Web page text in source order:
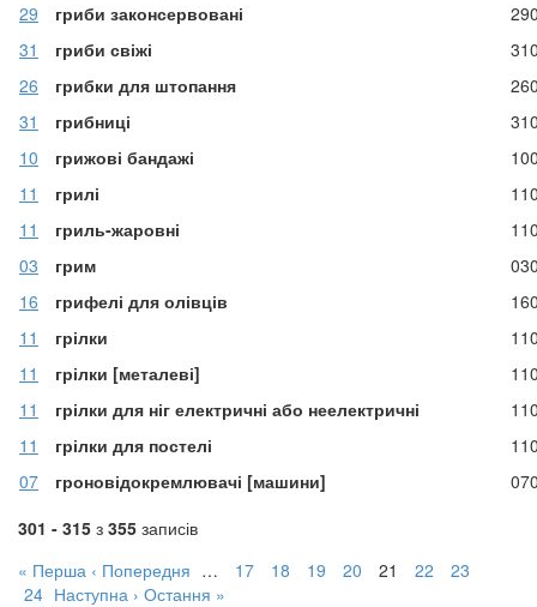
29
гриби законсервовані
31
гриби свіжі
26
грибки для штопання
31
грибниці
10
грижові бандажі
11
грилі
11
гриль-жаровні
03
грим
16
грифелі для олівців
11
грілки
11
грілки [металеві]
11
грілки для ніг електричні або неелектричні
11
грілки для постелі
07
гроновідокремлювачі [машини]
301 - 315 з 355 записів
« Перша ‹ Попередня … 17 18 19 20 21 22
23
24 Наступна › Остання »